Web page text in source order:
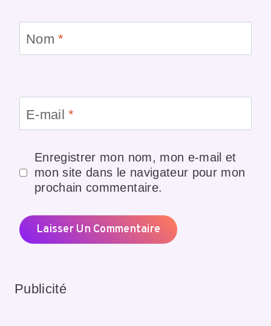
Nom*
E-mail*
Enregistrer mon nom, mon e-mail et
mon site dans le navigateur pour mon
prochain commentaire.
Publicité